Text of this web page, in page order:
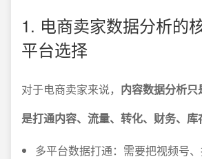
1. 电商卖家数据分析的
平台选择
对于电商卖家来说， 内容数据分析
是打通内容、流量、转化、财务、
多平台数据打通：需要把视频号